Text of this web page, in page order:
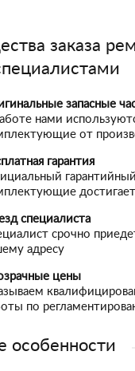
заказа
запасные
нами
от
гарантия
гарантийный
специалиста
срочно
адресу
цены
по
особенности